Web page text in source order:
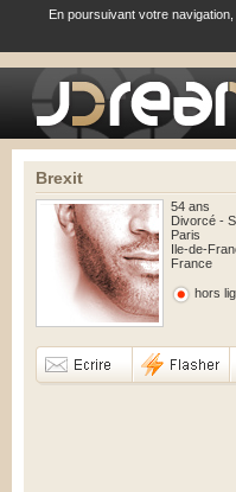
En poursuivant votre
Brexit
54 ans
Divorcé -
Paris
Ile-de-
France
hors